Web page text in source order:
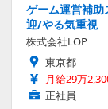
ゲーム運営補
迎/やる気重視
株式会社LOP
東京都
月給29万
正社員